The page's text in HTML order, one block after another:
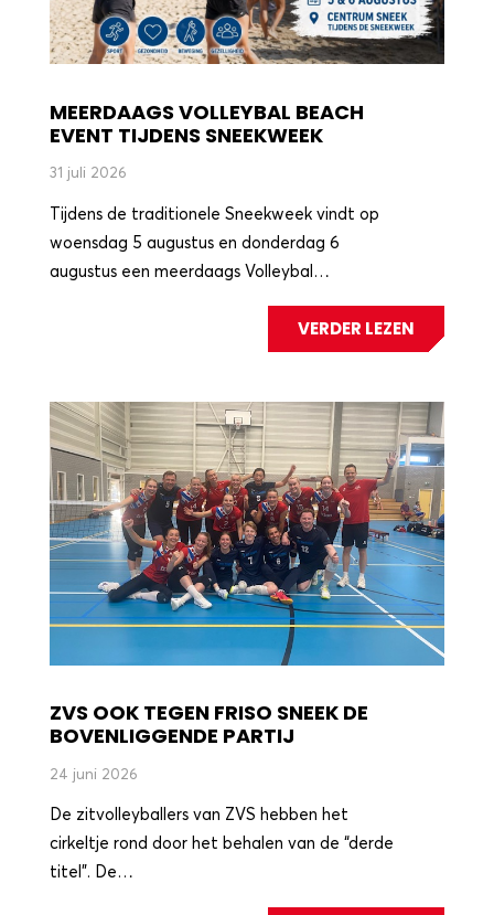
MEERDAAGS VOLLEYBAL BEACH
EVENT TIJDENS SNEEKWEEK
31 juli 2026
Tijdens de traditionele Sneekweek vindt op
woensdag 5 augustus en donderdag 6
augustus een meerdaags Volleybal…
VERDER LEZEN
ZVS OOK TEGEN FRISO SNEEK DE
BOVENLIGGENDE PARTIJ
24 juni 2026
De zitvolleyballers van ZVS hebben het
cirkeltje rond door het behalen van de “derde
titel”. De…